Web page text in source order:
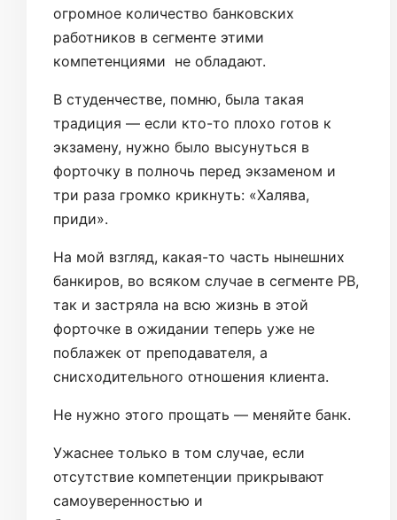
огромное количество банковских
работников в сегменте этими
компетенциями не обладают.
В студенчестве, помню, была такая
традиция — если кто-то плохо готов к
экзамену, нужно было высунуться в
форточку в полночь перед экзаменом и
три раза громко крикнуть: «Халява,
приди».
На мой взгляд, какая-то часть нынешних
банкиров, во всяком случае в сегменте РВ,
так и застряла на всю жизнь в этой
форточке в ожидании теперь уже не
поблажек от преподавателя, а
снисходительного отношения клиента.
Не нужно этого прощать — меняйте банк.
Ужаснее только в том случае, если
отсутствие компетенции прикрывают
самоуверенностью и